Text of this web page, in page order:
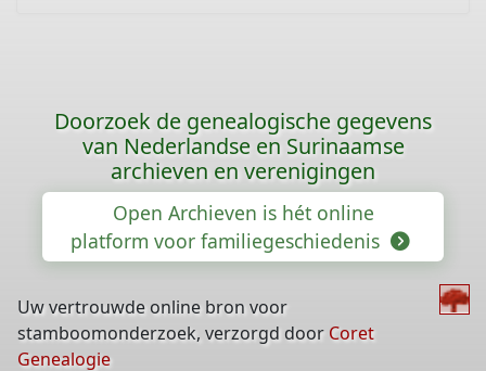
Doorzoek de genealogische gegevens
van Nederlandse en Surinaamse
archieven en verenigingen
Open Archieven is hét online
platform voor familiegeschiedenis
Uw vertrouwde online bron voor
stamboomonderzoek, verzorgd door Coret
Genealogie